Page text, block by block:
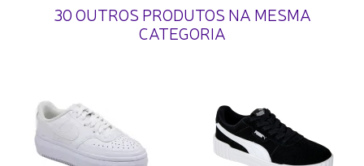
30 OUTROS PRODUTOS NA MESMA
CATEGORIA